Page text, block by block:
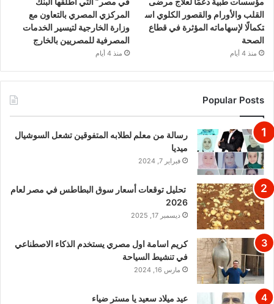
القلب والأورام والقصور الكلوي اس
تكمالًا لإسهاماته المؤثرة في قطاع
الصحة
منذ 4 أيام
المركزي المصري بالتعاون مع
وزارة الخارجية لتيسير الخدمات
المصرفية للمصريين بالخارج
منذ 4 أيام
Popular Posts
رسالة من معلم لطلابه المتفوقين تشعل السوشيال
ميديا
فبراير 7, 2024
تحليل توقعات أسعار سوق البطاطس في مصر لعام
2026
ديسمبر 17, 2025
كريم اسامة اول مصري يستخدم الذكاء الاصطناعي
في تنشيط السياحة
مارس 16, 2024
عيد ميلاد سعيد يا مستر ضياء